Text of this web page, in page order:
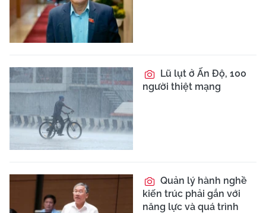
Lũ lụt ở Ấn Độ, 100
người thiệt mạng
Quản lý hành nghề
kiến trúc phải gắn với
năng lực và quá trình